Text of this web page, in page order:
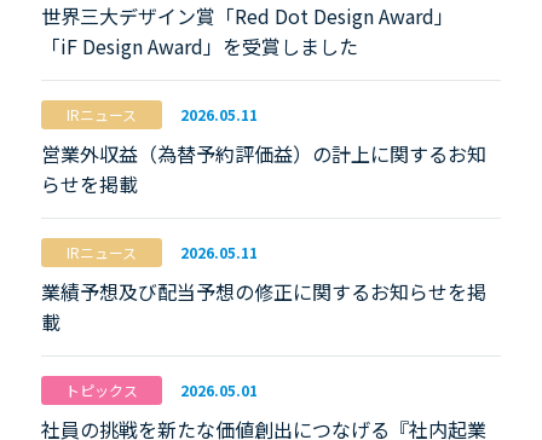
世界三大デザイン賞「Red Dot Design Award」
「iF Design Award」を受賞しました
IRニュース 2026.05.11
営業外収益（為替予約評価益）の計上に関するお知
らせを掲載
IRニュース 2026.05.11
業績予想及び配当予想の修正に関するお知らせを掲
載
トピックス 2026.05.01
社員の挑戦を新たな価値創出につなげる『社内起業